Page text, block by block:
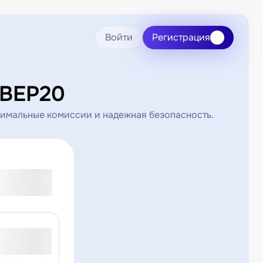
Войти Регистрация
комиссии и надежная безопасность.